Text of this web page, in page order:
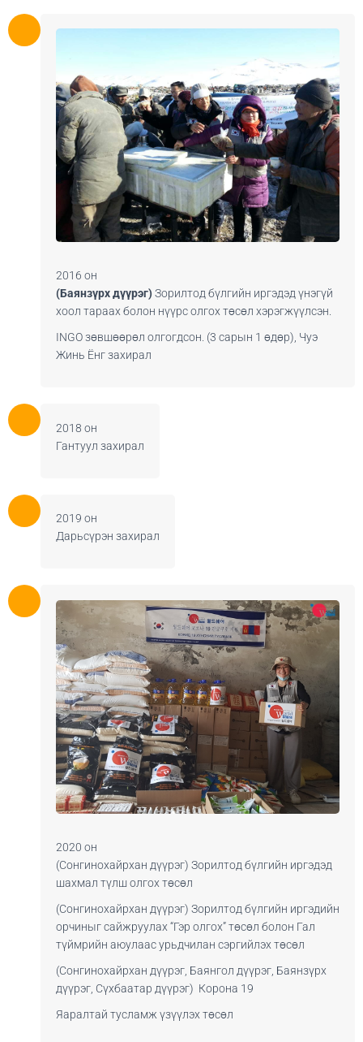
2016 он
(Баянзүрх дүүрэг)Зорилтод бүлгийн иргэдэд үнэгүй
хоол тараах болон нүүрс олгох төсөл хэрэгжүүлсэн.
INGO зөвшөөрөл олгогдсон. (3 сарын 1 өдөр), Чуэ
Жинь Ёнг захирал
2018 он
Гантуул захирал
2019 он
Дарьсүрэн захирал
2020 он
(Сонгинохайрхан дүүрэг) Зорилтод бүлгийн иргэдэд
шахмал түлш олгох төсөл
(Сонгинохайрхан дүүрэг) Зорилтод бүлгийн иргэдийн
орчиныг сайжруулах “Гэр олгох” төсөл болон Гал
түймрийн аюулаас урьдчилан сэргийлэх төсөл
(Сонгинохайрхан дүүрэг, Баянгол дүүрэг, Баянзүрх
дүүрэг, Сүхбаатар дүүрэг) Корона 19
Яаралтай тусламж үзүүлэх төсөл